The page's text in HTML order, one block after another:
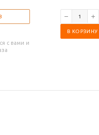
с вами и
В КОРЗИНУ